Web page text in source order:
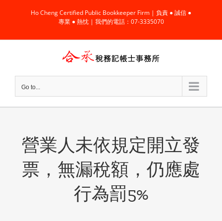
content
Ho Cheng Certified Public Bookkeeper Firm | 負責 ● 誠信 ●
專業 ● 熱忱 | 我們的電話：07-3335070
Go to...
營業人未依規定開立發
票，無漏稅額，仍應處
行為罰5%